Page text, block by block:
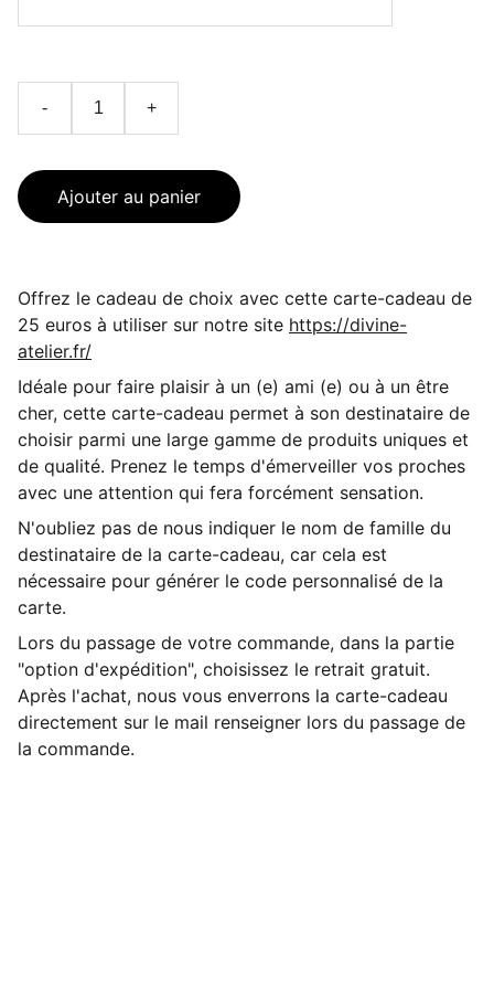
- +
Ajouter au panier
Offrez le cadeau de choix avec cette carte-cadeau de
25 euros à utiliser sur notre site https://divine-
atelier.fr/
Idéale pour faire plaisir à un (e) ami (e) ou à un être
cher, cette carte-cadeau permet à son destinataire de
choisir parmi une large gamme de produits uniques et
de qualité. Prenez le temps d'émerveiller vos proches
avec une attention qui fera forcément sensation.
N'oubliez pas de nous indiquer le nom de famille du
destinataire de la carte-cadeau, car cela est
nécessaire pour générer le code personnalisé de la
carte.
Lors du passage de votre commande, dans la partie
"option d'expédition", choisissez le retrait gratuit.
Après l'achat, nous vous enverrons la carte-cadeau
directement sur le mail renseigner lors du passage de
la commande.